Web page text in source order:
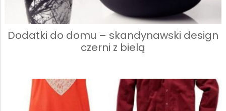
Dodatki do domu – skandynawski design
czerni z bielą